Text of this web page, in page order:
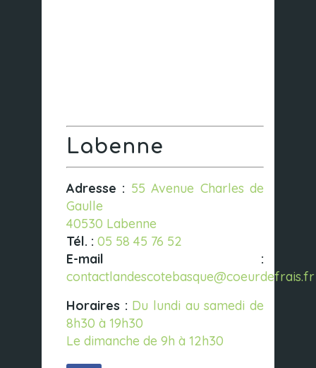
Labenne
Adresse : 55 Avenue Charles de
Gaulle
40530 Labenne
Tél. : 05 58 45 76 52
E-mail :
contactlandescotebasque@coeurdefrais.fr
Horaires : Du lundi au samedi de
8h30 à 19h30
Le dimanche de 9h à 12h30